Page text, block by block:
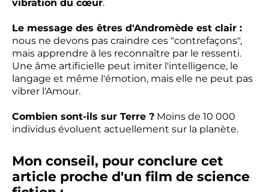
vibration du cœur.
Le message des êtres d'Andromède est clair :
nous ne devons pas craindre ces "contrefaçons",
mais apprendre à les reconnaître par le ressenti.
Une âme artificielle peut imiter l'intelligence, le
langage et même l'émotion, mais elle ne peut pas
vibrer l'Amour.
Combien sont-ils sur Terre ? Moins de 10 000
individus évoluent actuellement sur la planète.
Mon conseil, pour conclure cet
article proche d'un film de science